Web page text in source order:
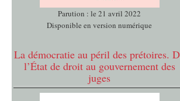
Parution : le 21 avril 2022
Disponible en version numérique
La démocratie au péril des prétoires.
l’État de droit au gouvernement des
juges